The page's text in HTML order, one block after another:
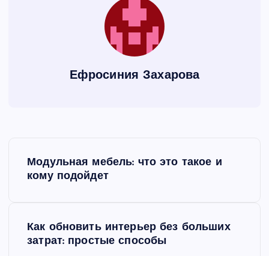
Ефросиния Захарова
Модульная мебель: что это такое и
кому подойдет
Как обновить интерьер без больших
затрат: простые способы